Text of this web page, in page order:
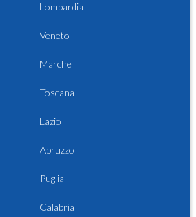
Lombardia
Veneto
Marche
Toscana
Lazio
Abruzzo
Puglia
Calabria